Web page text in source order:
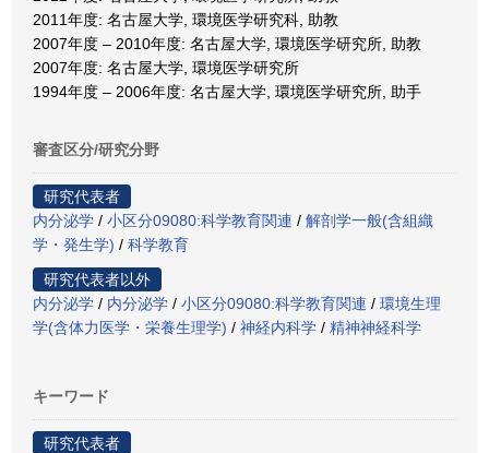
2011年度: 名古屋大学, 環境医学研究科, 助教
2007年度 – 2010年度: 名古屋大学, 環境医学研究所, 助教
2007年度: 名古屋大学, 環境医学研究所
1994年度 – 2006年度: 名古屋大学, 環境医学研究所, 助手
審査区分/研究分野
研究代表者
内分泌学 / 小区分09080:科学教育関連 / 解剖学一般(含組織
学・発生学) / 科学教育
研究代表者以外
内分泌学 / 内分泌学 / 小区分09080:科学教育関連 / 環境生理
学(含体力医学・栄養生理学) / 神経内科学 / 精神神経科学
キーワード
研究代表者